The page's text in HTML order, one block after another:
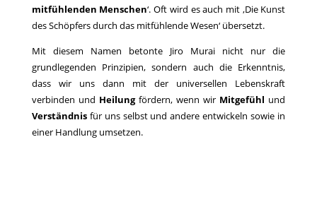
mitfühlenden Menschen‘. Oft wird es auch mit ‚Die Kunst
des Schöpfers durch das mitfühlende Wesen‘ übersetzt.
Mit diesem Namen betonte Jiro Murai nicht nur die
grundlegenden Prinzipien, sondern auch die Erkenntnis,
dass wir uns dann mit der universellen Lebenskraft
verbinden und Heilungfördern, wenn wir Mitgefühl und
Verständnisfür uns selbst und andere entwickeln sowie in
einer Handlung umsetzen.